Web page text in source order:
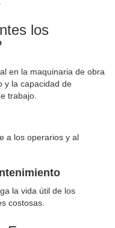
los
en la maquinaria de obra
y la capacidad de
trabajo.
a los operarios y al
la vida útil de los
costosas.